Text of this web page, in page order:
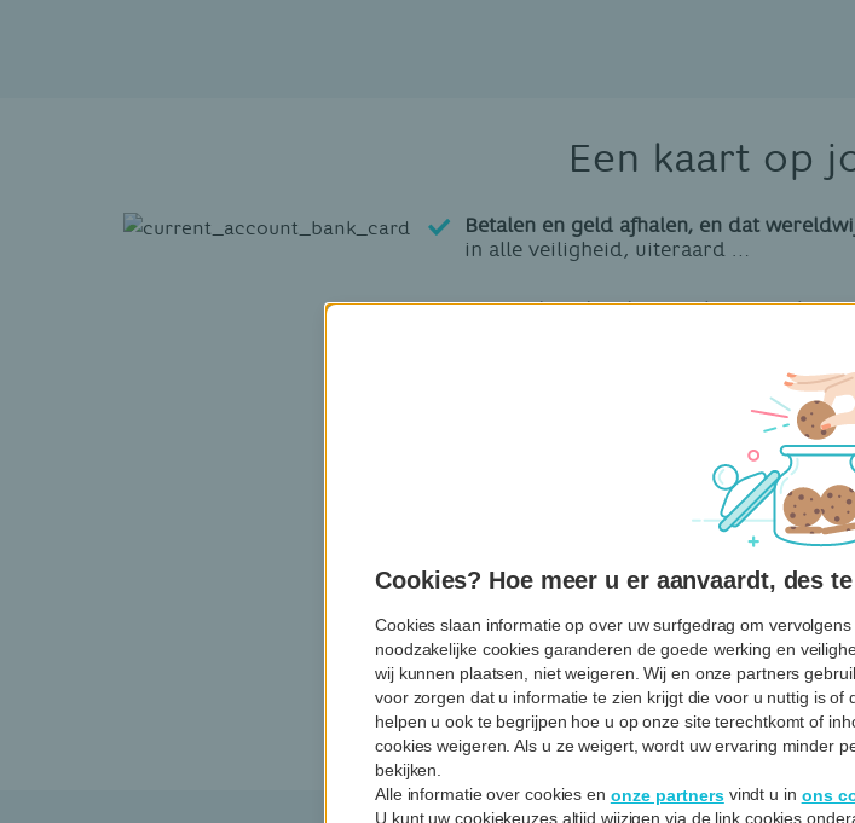
Een kaart op
Betalen en geld afhalen, en dat
in alle veiligheid, uiteraard …
Contactloos betalen zonder pincode
Betalen met je smartphone of
door je debetkaart te koppelen aan
Betalen op restaurant, online of zelfs op
in real time via de Hello bank! app.
Ik open mijn
Cookies? Hoe meer u er aanvaardt, des
Cookies slaan informatie op over uw surfgedrag om
noodzakelijke cookies garanderen de goede werking en
wij kunnen plaatsen, niet weigeren. Wij en onze partners
voor zorgen dat u informatie te zien krijgt die voor u nuttig is
helpen u ook te begrijpen hoe u op onze site terechtkomt of
cookies weigeren. Als u ze weigert, wordt uw ervaring minder
bekijken.
Alle informatie over cookies en onze partnersvindt u in ons
U kunt uw cookiekeuzes altijd wijzigen via de link cookies